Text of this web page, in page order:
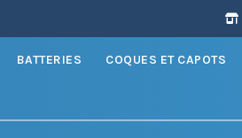
BATTERIES COQUES ET CAPOTS